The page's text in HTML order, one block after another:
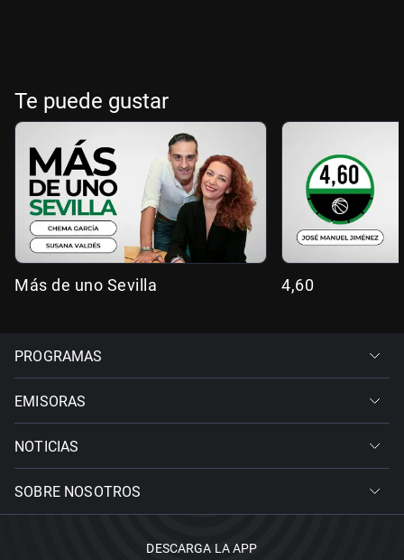
Te puede gustar
Más de uno Sevilla 4,60
PROGRAMAS
EMISORAS
NOTICIAS
SOBRE NOSOTROS
DESCARGA LA APP